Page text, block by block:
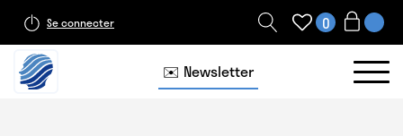
Se connecter 0
✉️ Newsletter